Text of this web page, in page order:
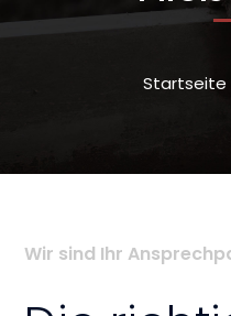
Startseite
Wir sind Ihr